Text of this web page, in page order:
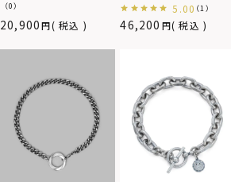
（0）
20,900 税込
5.00 （1）
46,200 税込